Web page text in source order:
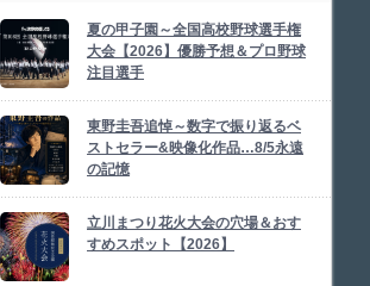
夏の甲子園～全国高校野球選手権
大会【2026】優勝予想＆プロ野球
注目選手
東野圭吾追悼～数字で振り返るベ
ストセラー&映像化作品…8/5永遠
の記憶
立川まつり花火大会の穴場＆おす
すめスポット【2026】